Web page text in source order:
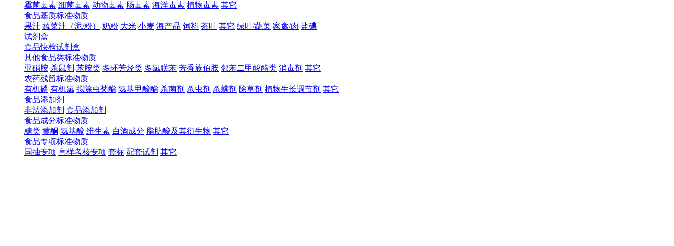
霉菌毒素 细菌毒素 动物毒素 肠毒素 海洋毒素 植物毒素 其它
食品基质标准物质
果汁 蔬菜汁（泥/粉） 奶粉 大米 小麦 海产品 饲料 茶叶 其它 绿叶/蔬菜 家禽/肉 盐碘
试剂盒
食品快检试剂盒
其他食品类标准物质
亚硝胺 杀鼠剂 苯胺类 多环芳烃类 多氯联苯 芳香族伯胺 邻苯二甲酸酯类 消毒剂 其它
农药残留标准物质
有机磷 有机氯 拟除虫菊酯 氨基甲酸酯 杀菌剂 杀虫剂 杀螨剂 除草剂 植物生长调节剂 其它
食品添加剂
非法添加剂 食品添加剂
食品成分标准物质
糖类 黄酮 氨基酸 维生素 白酒成分 脂肪酸及其衍生物 其它
食品专项标准物质
国抽专项 盲样考核专项 套标 配套试剂 其它